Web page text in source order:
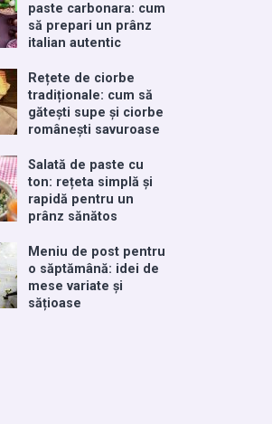
paste carbonara: cum
să prepari un prânz
italian autentic
Rețete de ciorbe
tradiționale: cum să
gătești supe și ciorbe
românești savuroase
Salată de paste cu
ton: rețeta simplă și
rapidă pentru un
prânz sănătos
Meniu de post pentru
o săptămână: idei de
mese variate și
sățioase